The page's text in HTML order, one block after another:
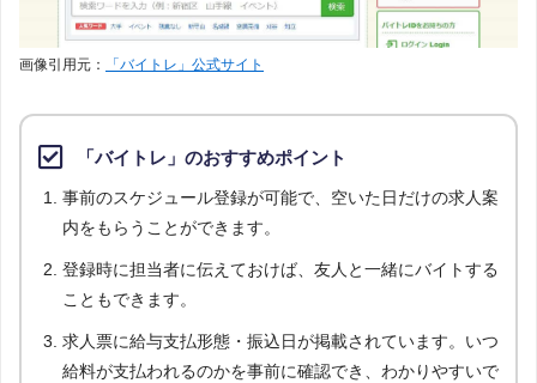
画像引用元： 「バイトレ」公式サイト
「バイトレ」のおすすめポイント
事前のスケジュール登録が可能で、空いた日だけの求人案
内をもらうことができます。
登録時に担当者に伝えておけば、友人と一緒にバイトする
こともできます。
求人票に給与支払形態・振込日が掲載されています。いつ
給料が支払われるのかを事前に確認でき、わかりやすいで